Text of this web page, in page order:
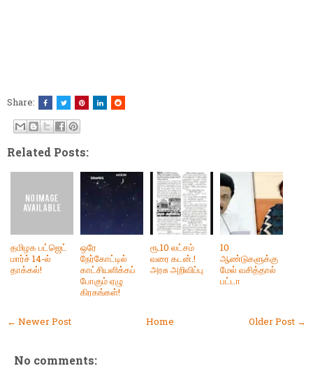
Share:
Related Posts:
தமிழக பட்ஜெட்
மார்ச் 14-ல்
தாக்கல்!
ஒரே
நேர்கோட்டில்
காட்சியளிக்கப்
போகும் ஏழு
கிரகங்கள்!
ரூ.10 லட்சம்
வரை கடன்.!
அரசு அறிவிப்பு
10
ஆண்டுகளுக்கு
மேல் வசித்தால்
பட்டா
← Newer Post Older Post →
Home
No comments: